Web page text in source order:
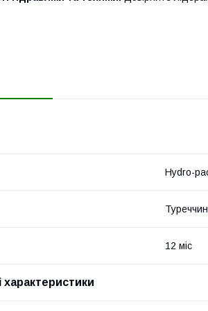
Hydro-
12 міс
характеристики